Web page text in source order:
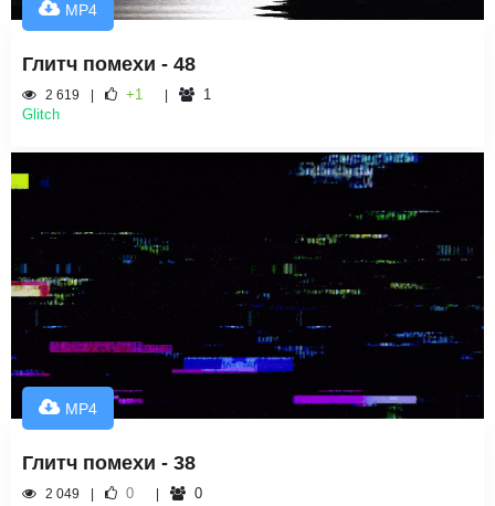
MP4
Глитч помехи - 48
2 619 +1
1
Glitch
MP4
Глитч помехи - 38
2 049 0
0